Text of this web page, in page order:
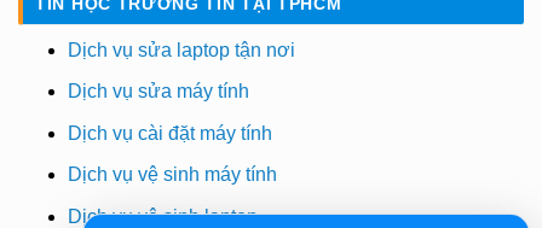
Dịch vụ sửa laptop tận nơi
Dịch vụ sửa máy tính
Dịch vụ cài đặt máy tính
Dịch vụ vệ sinh máy tính
Dịch vụ vệ sinh laptop